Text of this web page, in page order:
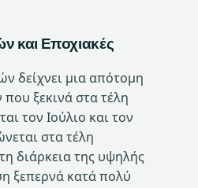
και Εποχιακές
δείχνει μια απότομη
ξεκινά στα τέλη
τον Ιούλιο και τον
στα τέλη
διάρκεια της υψηλής
ξεπερνά κατά πολύ